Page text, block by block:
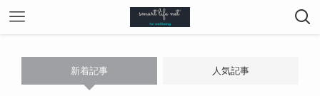
新着記事 人気記事